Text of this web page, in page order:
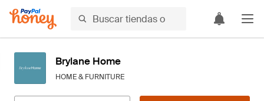
Brylane Home
HOME & FURNITURE